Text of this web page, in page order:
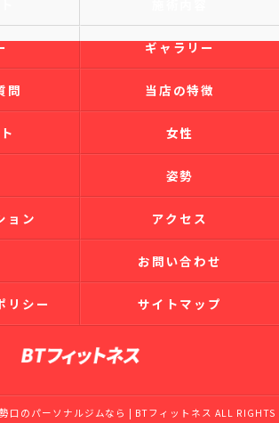
ギャラリー
問 当店の特徴
女性
姿勢
ョン アクセス
お問い合わせ
リシー サイトマップ
口のパーソナルジムなら | BTフィットネス ALL RIGHTS